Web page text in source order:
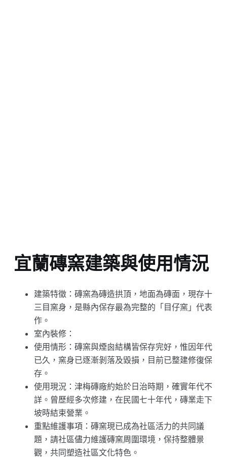
宜蘭磚窯建築與使用情況
建築特徵：磚窯為磚造拱頂，地面為磚面，現存十
三目窯身，是縣內保存最為完整的「目仔窯」代表
作。
室內裝修：
使用情形：磚窯與煙囪結構皆保存完好，惟因年代
已久，窯身已逐漸剝落及毀損，目前已整建修復保
存。
使用現況：津梅磚廠約始於日治時期，確實年代不
詳。曾歷經多次修建，在民國七十年代，磚業走下
坡時結束營業。
重點維護事項：磚窯現已成為社區活力的共同議
題，請社區儘力維護磚窯周圍環境，保持整體景
觀，共同塑造社區文化特色。